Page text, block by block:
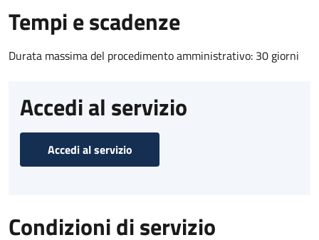
Tempi e scadenze
Durata massima del procedimento amministrativo: 30 giorni
Accedi al servizio
Accedi al servizio
Condizioni di servizio